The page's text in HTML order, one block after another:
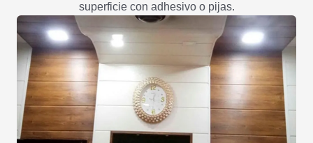
superficie con adhesivo o pijas.